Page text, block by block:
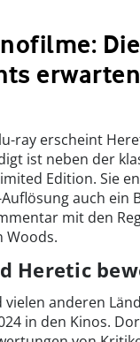
ray erscheint
ist neben der
Edition. Sie
auch ein
mit den
Woods.
Heretic
vielen anderen
in den Kinos.